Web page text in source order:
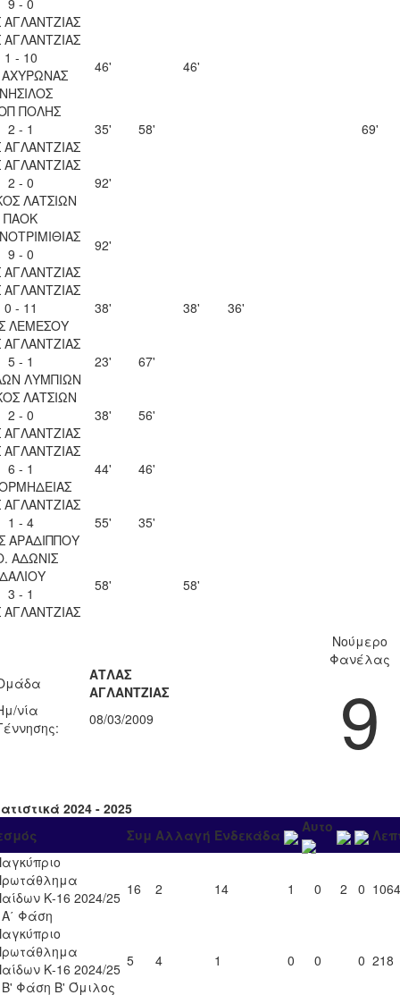
9 - 0
1 - 10
46' 46'
ΠΟΛΗΣ
2 - 1
35' 58'
69'
2 - 0
ΛΑΤΣΙΩΝ
92'
ΠΑΟΚ
9 - 0
92'
0 - 11
ΛΕΜΕΣΟΥ
38' 38'
36'
5 - 1
ΛΥΜΠΙΩΝ
23'
67'
ΛΑΤΣΙΩΝ
2 - 0
38'
56'
6 - 1
44'
46'
1 - 4
ΑΡΑΔΙΠΠΟΥ
55'
35'
ΑΔΩΝΙΣ
3 - 1
58' 58'
ΑΤΛΑΣ
ΑΓΛΑΝΤΖΙΑΣ
νία
08/03/2009
Νούμερο
Φανέλας
9
2024 - 2025
Συμ Αλλαγή Ενδεκάδα Αυτο
Κ-16 2024/25
Φάση
16 2 14 1 0 2 0 1064
Κ-16 2024/25
Φάση Β' Όμιλος
5 4 1 0 0 0 218